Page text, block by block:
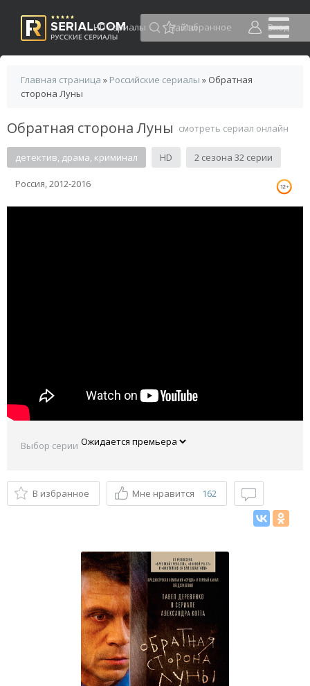
HD сериалы Избранное Вход
Главная страница » Российские сериалы » Обратная
сторона Луны
Обратная сторона Луны смотреть сериал онлайн
детектив, драма, криминал HD 2 сезона 32 серии
Россия, 2012-2016
Выбор серии
В избранное Мне нравится 162